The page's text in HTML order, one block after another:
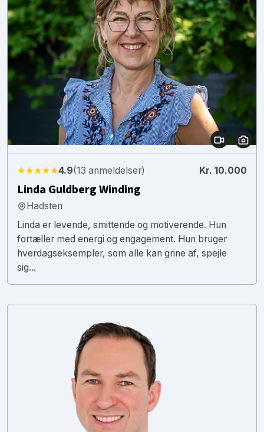
★★★★★4.9(13 anmeldelser) Kr. 10.000
Linda Guldberg Winding
Hadsten
Linda er levende, smittende og motiverende. Hun
fortæller med energi og engagement. Hun bruger
hverdagseksempler, som alle kan grine af, spejle
sig...